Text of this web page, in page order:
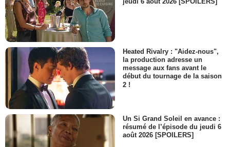
Heated Rivalry : "Aidez-nous",
la production adresse un
message aux fans avant le
début du tournage de la saison
2 !
Un Si Grand Soleil en avance :
résumé de l’épisode du jeudi 6
août 2026 [SPOILERS]